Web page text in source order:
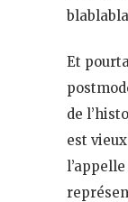
Et
de
est